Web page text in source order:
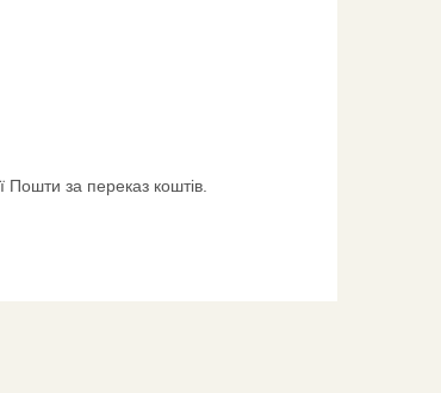
Пошти за переказ коштів.